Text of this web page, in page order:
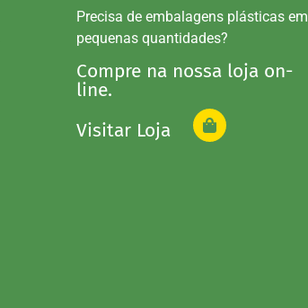
Precisa de embalagens plásticas em
pequenas quantidades?
Compre na nossa loja on-
line.
Visitar Loja